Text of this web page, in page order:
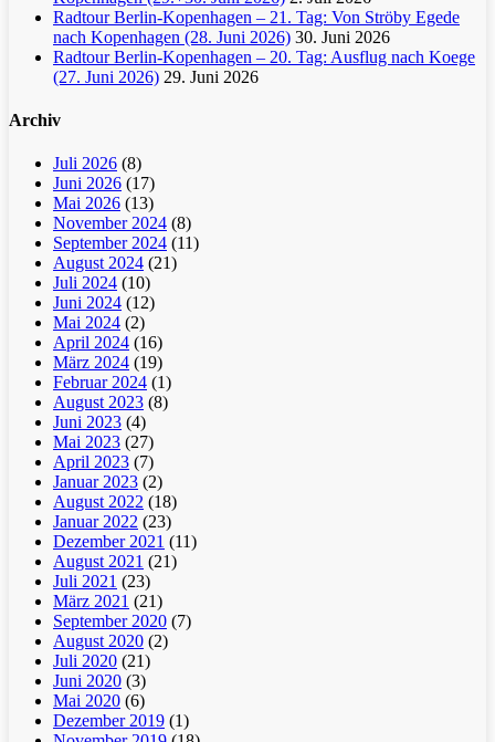
Radtour Berlin-Kopenhagen – 21. Tag: Von Ströby Egede
nach Kopenhagen (28. Juni 2026) 30. Juni 2026
Radtour Berlin-Kopenhagen – 20. Tag: Ausflug nach Koege
(27. Juni 2026) 29. Juni 2026
Archiv
Juli 2026 (8)
Juni 2026 (17)
Mai 2026 (13)
November 2024 (8)
September 2024 (11)
August 2024 (21)
Juli 2024 (10)
Juni 2024 (12)
Mai 2024 (2)
April 2024 (16)
März 2024 (19)
Februar 2024 (1)
August 2023 (8)
Juni 2023 (4)
Mai 2023 (27)
April 2023 (7)
Januar 2023 (2)
August 2022 (18)
Januar 2022 (23)
Dezember 2021 (11)
August 2021 (21)
Juli 2021 (23)
März 2021 (21)
September 2020 (7)
August 2020 (2)
Juli 2020 (21)
Juni 2020 (3)
Mai 2020 (6)
Dezember 2019 (1)